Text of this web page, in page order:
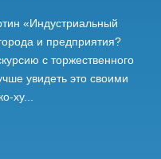
«Индустриальный
и предприятия?
с торжественного
увидеть это своими
ху...